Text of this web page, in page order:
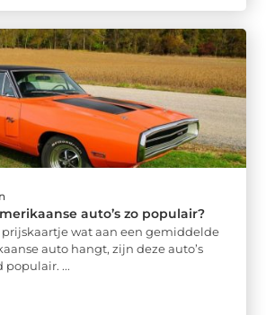
auto’s zo populair?
prijskaartje wat aan een gemiddelde
auto hangt, zijn deze auto’s
populair. ...